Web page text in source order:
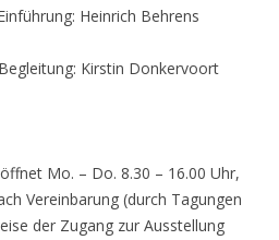
Heinrich Behrens
Kirstin Donkervoort
Mo. – Do. 8.30 – 16.00 Uhr,
Vereinbarung (durch Tagungen
der Zugang zur Ausstellung